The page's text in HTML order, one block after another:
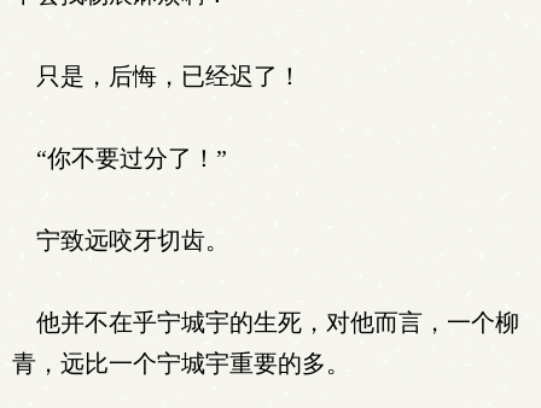
只是，后悔，已经迟了！
“你不要过分了！”
宁致远咬牙切齿。
他并不在乎宁城宇的生死，对他而言，一个柳
青，远比一个宁城宇重要的多。